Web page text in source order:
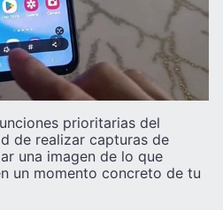
prioritarias del
de realizar capturas de
una imagen de lo que
un momento concreto de tu